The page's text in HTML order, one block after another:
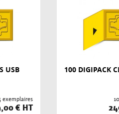
USB
exemplaires
€ HT
100 DIGIPACK